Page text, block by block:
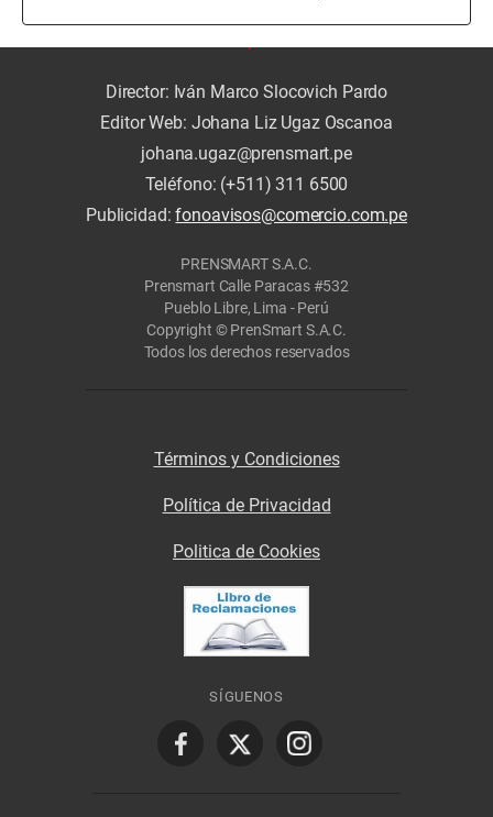
Director: Iván Marco Slocovich Pardo
Editor Web: Johana Liz Ugaz Oscanoa
johana.ugaz@prensmart.pe
Teléfono: (+511) 311 6500
Publicidad:fonoavisos@comercio.com.pe
PRENSMART S.A.C.
Prensmart Calle Paracas #532
Pueblo Libre, Lima - Perú
Copyright © PrenSmart S.A.C.
Todos los derechos reservados
Términos y Condiciones
Política de Privacidad
Politica de Cookies
SÍGUENOS